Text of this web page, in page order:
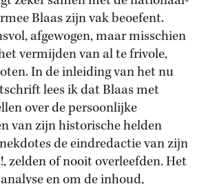
Blaas zijn vak beoefent.
afgewogen, maar misschien
vermijden van al te frivole,
In de inleiding van het nu
lees ik dat Blaas met
over de persoonlijke
van zijn historische helden
de eindredactie van zijn
zelden of nooit overleefden. Het
en om de inhoud,